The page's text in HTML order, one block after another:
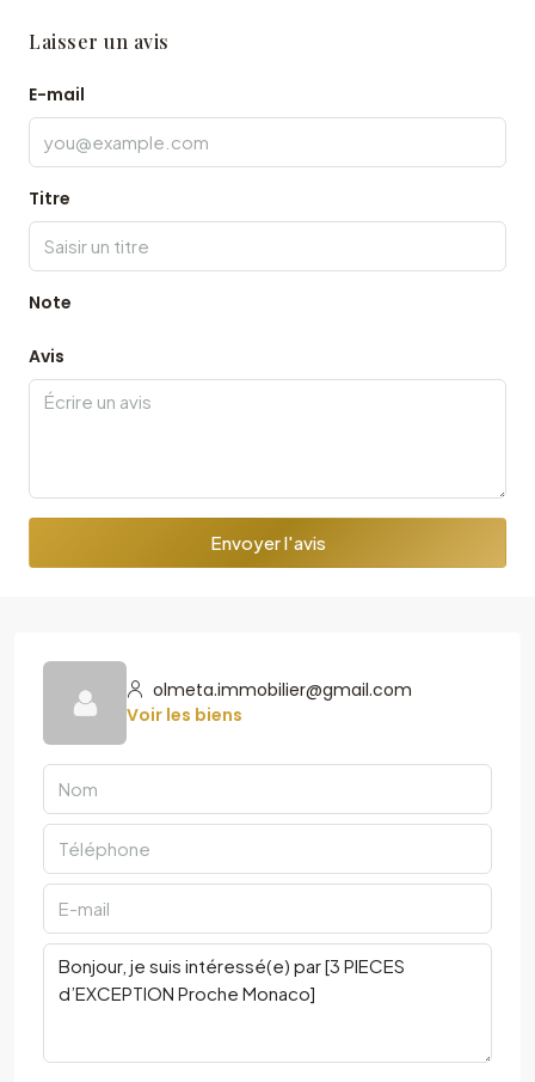
Laisser un avis
E-mail
Titre
Note
Avis
Envoyer l'avis
olmeta.immobilier@gmail.com
Voir les biens